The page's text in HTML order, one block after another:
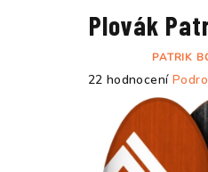
Plovák
PATRIK
Průměrné
hodnocení
produktu
22 hodnocení